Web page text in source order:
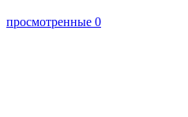
просмотренные 0